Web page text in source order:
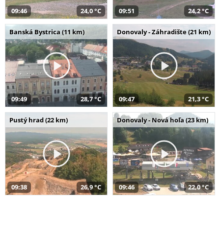
09:46 24,0 °C 09:51 24,2 °C
Banská Bystrica (11 km)
09:49 28,7 °C
Donovaly - Záhradište (21 km)
09:47 21,3 °C
Pustý hrad (22 km)
09:38 26,9 °C
Donovaly - Nová hoľa (23 km)
09:46 22,0 °C